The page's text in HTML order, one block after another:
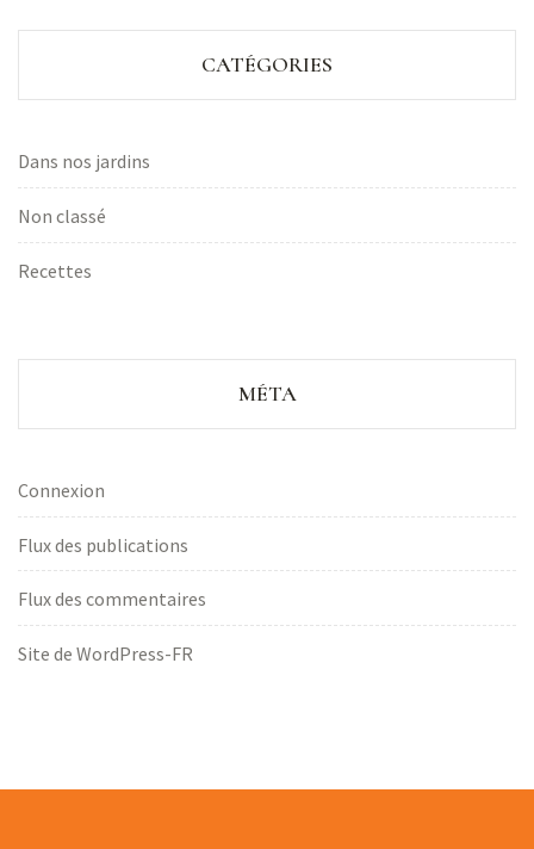
CATÉGORIES
Dans nos jardins
Non classé
Recettes
MÉTA
Connexion
Flux des publications
Flux des commentaires
Site de WordPress-FR